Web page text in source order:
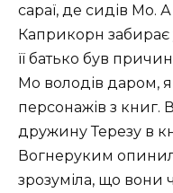
сараї, де сидів Мо.
Каприкорн забирає
її батько був
Мо володів даром,
персонажів з книг.
дружину Терезу в
Вогнеруким
зрозуміла, що вони